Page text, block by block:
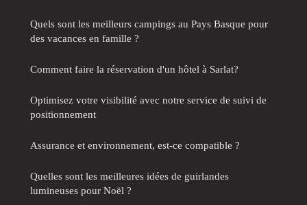
Quels sont les meilleurs campings au Pays Basque pour
des vacances en famille ?
Comment faire la réservation d'un hôtel à Sarlat?
Optimisez votre visibilité avec notre service de suivi de
positionnement
Assurance et environnement, est-ce compatible ?
Quelles sont les meilleures idées de guirlandes
lumineuses pour Noël ?